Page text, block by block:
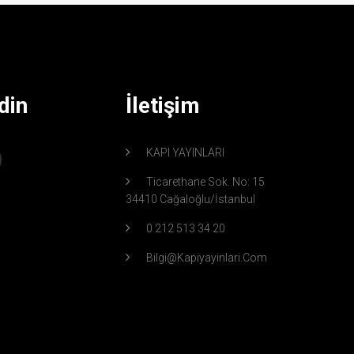
İletişim
KAPI YAYINLARI
Ticarethane Sok. No: 15
34410 Cağaloğlu/İstanbul
0 212 513 34 20
Bilgi@kapiyayinlari.com